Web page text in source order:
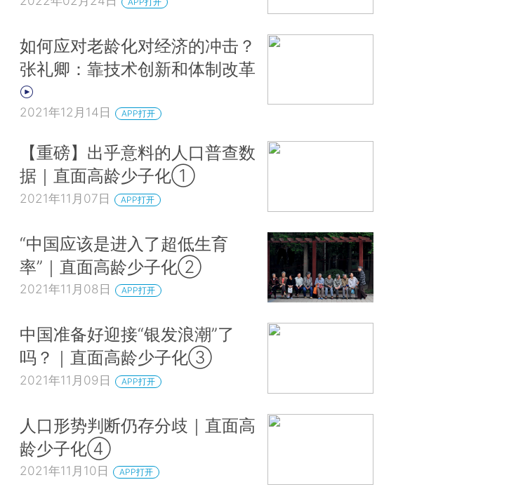
如何应对老龄化对经济的冲击？
张礼卿：靠技术创新和体制改革
2021年12月14日 APP打开
【重磅】出乎意料的人口普查数
据｜直面高龄少子化①
2021年11月07日 APP打开
“中国应该是进入了超低生育
率”｜直面高龄少子化②
2021年11月08日 APP打开
中国准备好迎接“银发浪潮”了
吗？｜直面高龄少子化③
2021年11月09日 APP打开
人口形势判断仍存分歧｜直面高
龄少子化④
2021年11月10日 APP打开